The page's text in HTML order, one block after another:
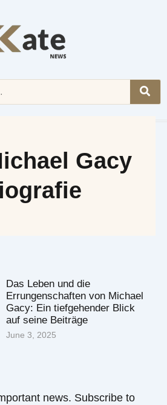
Gacy
Das Leben und die
Errungenschaften von Michael
Gacy: Ein tiefgehender Blick
auf seine Beiträge
June 3, 2025
news. Subscribe to